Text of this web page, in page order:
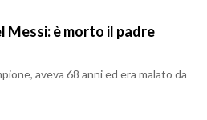
Messi: è morto il padre
aveva 68 anni ed era malato da